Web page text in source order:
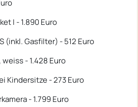
I - 1.890 Euro
(inkl. Gasfilter) - 512 Euro
- 1.428 Euro
Kindersitze - 273 Euro
- 1.799 Euro